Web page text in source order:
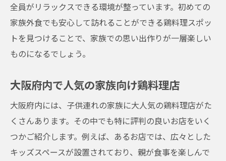
全員がリラックスできる環境が整っています。初めての
家族外食でも安心して訪れることができる鶏料理スポッ
トを見つけることで、家族での思い出作りが一層楽しい
ものになるでしょう。
大阪府内で人気の家族向け鶏料理店
大阪府内には、子供連れの家族に大人気の鶏料理店がた
くさんあります。その中でも特に評判の良いお店をいく
つかご紹介します。例えば、あるお店では、広々とした
キッズスペースが設置されており、親が食事を楽しんで